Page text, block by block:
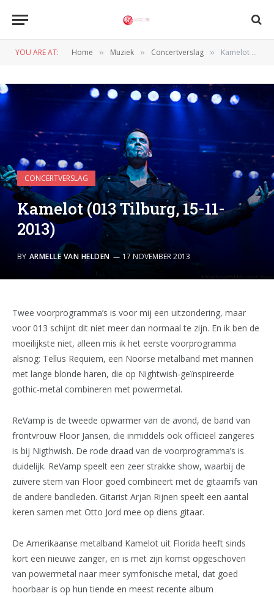
YOU ARE AT: Home » Muziek » Concertverslag » Kamelot (013 Tilburg, 15-11-2013)
CONCERTVERSLAG
Kamelot (013 Tilburg, 15-11-
2013)
BY ARMELLE VAN HELDEN 17 NOVEMBER 2013
Twee voorprogramma’s is voor mij een uitzondering, maar
voor 013 schijnt dit niet meer dan normaal te zijn. En ik ben de
moeilijkste niet, alleen mis ik het eerste voorprogramma
alsnog: Tellus Requiem, een Noorse metalband met mannen
met lange blonde haren, die op Nightwish-geïnspireerde
gothic-metal combineren met powermetal.
ReVamp is de tweede opwarmer van de avond, de band van
frontvrouw Floor Jansen, die inmiddels ook officieel zangeres
is bij Nigthwish. De rode draad van de voorprogramma’s is
duidelijk. ReVamp speelt een zeer strakke show, waarbij de
zuivere stem van Floor goed combineert met de gitaarrifs van
de andere bandleden. Gitarist Arjan Rijnen speelt een aantal
keren samen met Otto Jord mee op diens gitaar.
De Amerikaanse metalband Kamelot uit Florida heeft sinds
kort een nieuwe zanger, en is met zijn komst opgeschoven
van powermetal naar meer symfonische metal, dat goed
hoorbaar is op hun tiende en meest recente album